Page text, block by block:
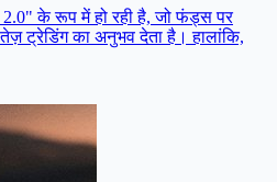
2.0" के रूप में हो रही है, जो फंड्स पर
ट्रेडिंग का अनुभव देता है। हालांकि,